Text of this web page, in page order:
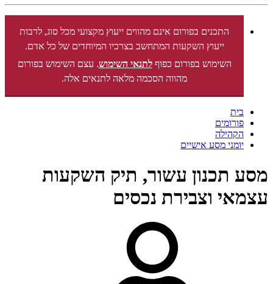
התכנים בפורום אינם מהווים ייעוץ מקצועי מכל סוג, לרבות
ייעוץ השקעות המתחשב בצרכיו המיוחדים של כל אדם.
השימוש בפורום כפוףלתנאי השימוש. עצם השימוש בפורום
מהווה הסכמה מלאה לתנאים אלה.
בית
פורומים
הקהילה
יומני מסע אישיים
מסע תכנון עשור, תיק השקעות
עצמאי וצבירת נכסים